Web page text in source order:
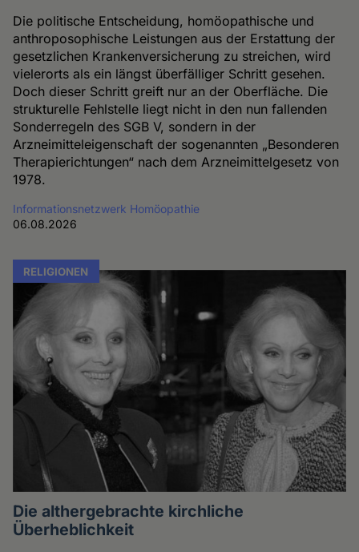
Die politische Entscheidung, homöopathische und
anthroposophische Leistungen aus der Erstattung der
gesetzlichen Krankenversicherung zu streichen, wird
vielerorts als ein längst überfälliger Schritt gesehen.
Doch dieser Schritt greift nur an der Oberfläche. Die
strukturelle Fehlstelle liegt nicht in den nun fallenden
Sonderregeln des SGB V, sondern in der
Arzneimitteleigenschaft der sogenannten „Besonderen
Therapierichtungen“ nach dem Arzneimittelgesetz von
1978.
Informationsnetzwerk Homöopathie
06.08.2026
RELIGIONEN
Die althergebrachte kirchliche
Überheblichkeit